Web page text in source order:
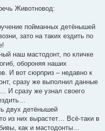
Животновод:
пойманных детёнышей
зато на таких ездить по
наш мастодонт, по кличке
обороняя наших
И вот сюрприз – недавно к
сразу же выполнил данные
И сразу же узнал своего
двух детёнышей
из них вырастет… Всё-таки в
как и мастодонты…